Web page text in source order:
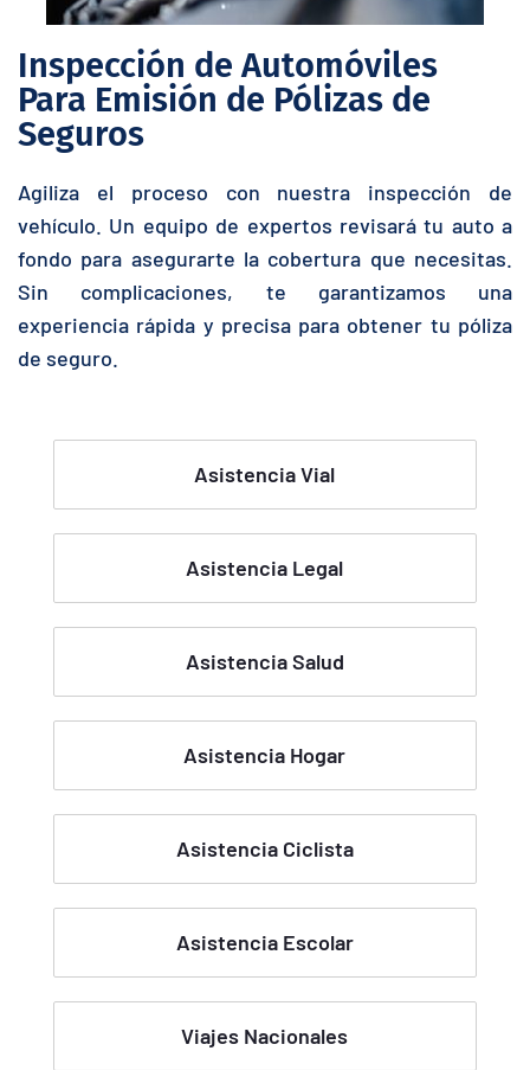
Inspección de Automóviles
Para Emisión de Pólizas de
Seguros
Agiliza el proceso con nuestra inspección de
vehículo. Un equipo de expertos revisará tu auto a
fondo para asegurarte la cobertura que necesitas.
Sin complicaciones, te garantizamos una
experiencia rápida y precisa para obtener tu póliza
de seguro.
Asistencia Vial
Asistencia Legal
Asistencia Salud
Asistencia Hogar
Asistencia Ciclista
Asistencia Escolar
Viajes Nacionales